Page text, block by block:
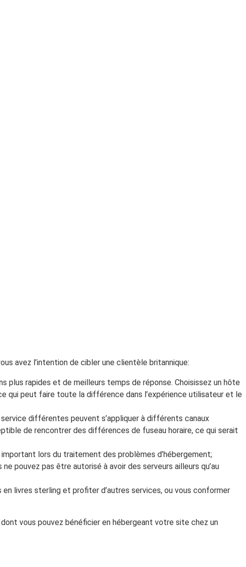
avez l’intention de cibler une clientèle britannique:
plus rapides et de meilleurs temps de réponse. Choisissez un hôte
qui peut faire toute la différence dans l’expérience utilisateur et le
différentes peuvent s’appliquer à différents canaux
de rencontrer des différences de fuseau horaire, ce qui serait
lors du traitement des problèmes d’hébergement;
pouvez pas être autorisé à avoir des serveurs ailleurs qu’au
livres sterling et profiter d’autres services, ou vous conformer
vous pouvez bénéficier en hébergeant votre site chez un